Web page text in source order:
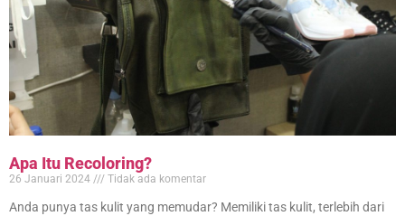
Apa Itu Recoloring?
26 Januari 2024 Tidak ada komentar
Anda punya tas kulit yang memudar? Memiliki tas kulit, terlebih dari